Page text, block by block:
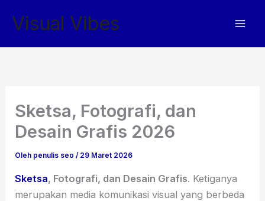
Visual Vibes
Sketsa, Fotografi, dan
Desain Grafis 2026
Oleh penulis seo/ 29 Maret 2026
Sketsa, Fotografi, dan Desain Grafis. Ketiganya
merupakan media komunikasi visual yang berbeda